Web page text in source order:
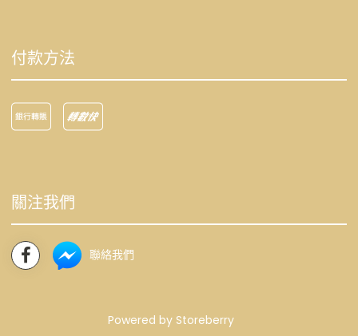
付款方法
關注我們
聯絡我們
Powered by Storeberry